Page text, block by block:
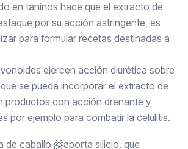
en taninos hace que el extracto de
por su acción astringente, es
para formular recetas destinadas a
ejercen acción diurética sobre
se pueda incorporar el extracto de
productos con acción drenante y
por ejemplo para combatir la celulitis.
de caballo 🤗aporta silicio, que